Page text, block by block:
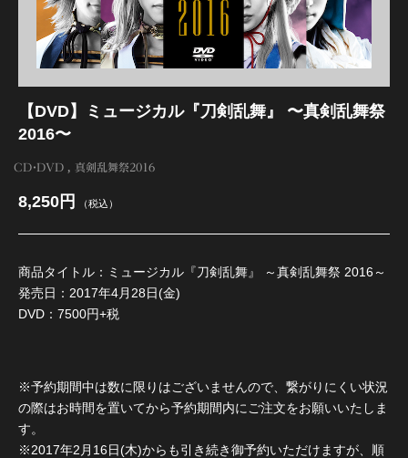
【DVD】ミュージカル『刀剣乱舞』 〜真剣乱舞祭
2016〜
CD・DVD 真剣乱舞祭2016
8,250円 （税込）
商品タイトル：ミュージカル『刀剣乱舞』 ～真剣乱舞祭 2016～
発売日：2017年4月28日(金)
DVD：7500円+税
※予約期間中は数に限りはございませんので、繋がりにくい状況
の際はお時間を置いてから予約期間内にご注文をお願いいたしま
す。
※2017年2月16日(木)からも引き続き御予約いただけますが、順